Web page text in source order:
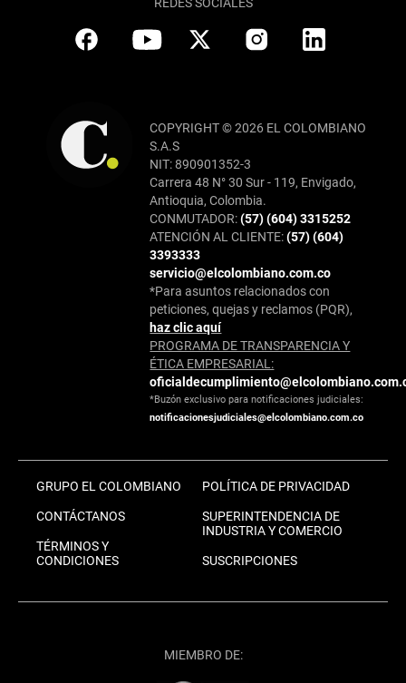
REDES SOCIALES
COPYRIGHT © 2026 EL COLOMBIANO
S.A.S
NIT: 890901352-3
Carrera 48 N° 30 Sur - 119, Envigado,
Antioquia, Colombia.
CONMUTADOR:(57) (604) 3315252
ATENCIÓN AL CLIENTE:(57) (604)
3393333
servicio@elcolombiano.com.co
*Para asuntos relacionados con
peticiones, quejas y reclamos (PQR),
haz clic aquí
PROGRAMA DE TRANSPARENCIA Y
ÉTICA EMPRESARIAL:
*Buzón exclusivo para notificaciones judiciales:
notificacionesjudiciales@elcolombiano.com.co
GRUPO EL COLOMBIANO
CONTÁCTANOS
TÉRMINOS Y
CONDICIONES
POLÍTICA DE PRIVACIDAD
SUPERINTENDENCIA DE
INDUSTRIA Y COMERCIO
SUSCRIPCIONES
MIEMBRO DE: